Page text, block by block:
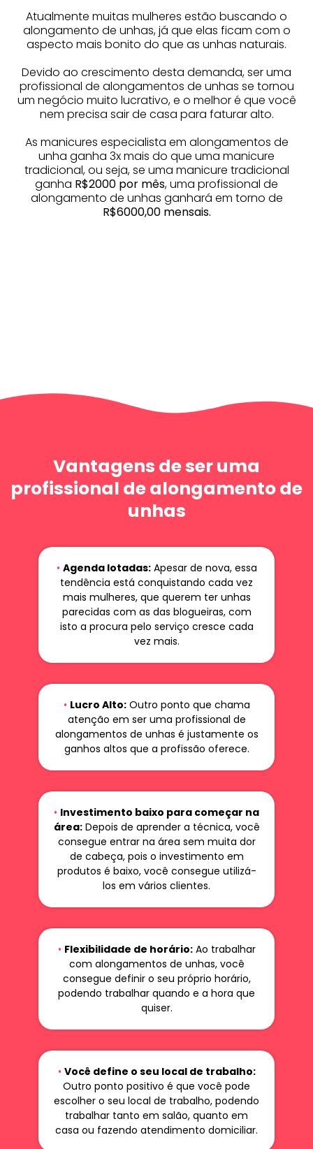
Atualmente muitas mulheres estão buscando o
alongamento de unhas, já que elas ficam com o
aspecto mais bonito do que as unhas naturais.
Devido ao crescimento desta demanda, ser uma
profissional de alongamentos de unhas se tornou
um negócio muito lucrativo, e o melhor é que você
nem precisa sair de casa para faturar alto.
As manicures especialista em alongamentos de
unha ganha 3x mais do que uma manicure
tradicional, ou seja, se uma manicure tradicional
ganha R$2000 por mês, uma profissional de
alongamento de unhas ganhará em torno de
R$6000,00 mensais.
Vantagens de ser uma
profissional de alongamento de
unhas
• Agenda lotadas:Apesar de nova, essa
tendência está conquistando cada vez
mais mulheres, que querem ter unhas
parecidas com as das blogueiras, com
isto a procura pelo serviço cresce cada
vez mais.
• Lucro Alto:Outro ponto que chama
atenção em ser uma profissional de
alongamentos de unhas é justamente os
ganhos altos que a profissão oferece.
• Investimento baixo para começar na
área:Depois de aprender a técnica, você
consegue entrar na área sem muita dor
de cabeça, pois o investimento em
produtos é baixo, você consegue utilizá-
los em vários clientes.
• Flexibilidade de horário:Ao trabalhar
com alongamentos de unhas, você
consegue definir o seu próprio horário,
podendo trabalhar quando e a hora que
quiser.
• Você define o seu local de trabalho:
Outro ponto positivo é que você pode
escolher o seu local de trabalho, podendo
trabalhar tanto em salão, quanto em
casa ou fazendo atendimento domiciliar.